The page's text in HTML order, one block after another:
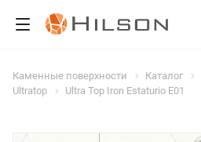
Каменные поверхности Каталог
Ultratop
Ultra Top Iron Estaturio E01